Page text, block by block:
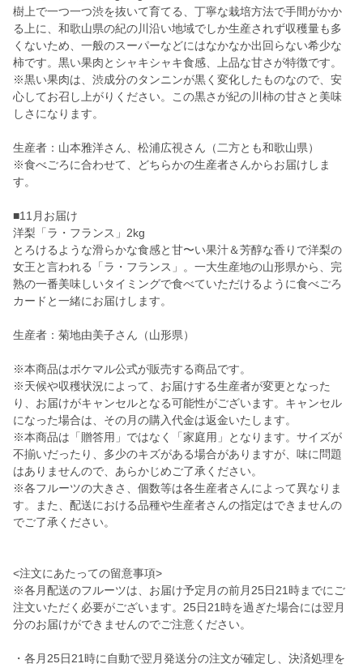
樹上で一つ一つ渋を抜いて育てる、丁寧な栽培方法で手間がかか
る上に、和歌山県の紀の川沿い地域でしか生産されず収穫量も多
くないため、一般のスーパーなどにはなかなか出回らない希少な
柿です。黒い果肉とシャキシャキ食感、上品な甘さが特徴です。
※黒い果肉は、渋成分のタンニンが黒く変化したものなので、安
心してお召し上がりください。この黒さが紀の川柿の甘さと美味
しさになります。
生産者：山本雅洋さん、松浦広視さん（二方とも和歌山県）
※食べごろに合わせて、どちらかの生産者さんからお届けしま
す。
■11月お届け
洋梨「ラ・フランス」2kg
とろけるような滑らかな食感と甘〜い果汁＆芳醇な香りで洋梨の
女王と言われる「ラ・フランス」。一大生産地の山形県から、完
熟の一番美味しいタイミングで食べていただけるように食べごろ
カードと一緒にお届けします。
生産者：菊地由美子さん（山形県）
※本商品はポケマル公式が販売する商品です。
※天候や収穫状況によって、お届けする生産者が変更となった
り、お届けがキャンセルとなる可能性がございます。キャンセル
になった場合は、その月の購入代金は返金いたします。
※本商品は「贈答用」ではなく「家庭用」となります。サイズが
不揃いだったり、多少のキズがある場合がありますが、味に問題
はありませんので、あらかじめご了承ください。
※各フルーツの大きさ、個数等は各生産者さんによって異なりま
す。また、配送における品種や生産者さんの指定はできませんの
でご了承ください。
<注文にあたっての留意事項>
※各月配送のフルーツは、お届け予定月の前月25日21時までにご
注文いただく必要がございます。25日21時を過ぎた場合には翌月
分のお届けができませんのでご注意ください。
・各月25日21時に自動で翌月発送分の注文が確定し、決済処理を